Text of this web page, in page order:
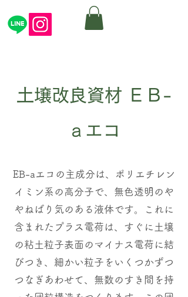
土壌改良資材 ＥＢ-
ａエコ
EB-aエコの主成分は、ポリエチレン
イミン系の高分子で、無色透明のや
やねばり気のある液体です。これに
含まれたプラス電荷は、すぐに土壌
の粘土粒子表面のマイナス電荷に結
びつき、細かい粒子をいくつかずつ
つなぎあわせて、無数のすき間を持